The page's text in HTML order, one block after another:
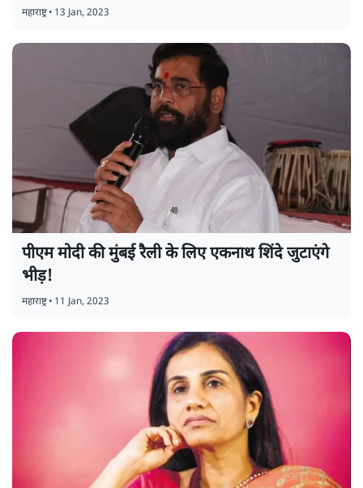
महाराष्ट्र• 13 Jan, 2023
पीएम मोदी की मुंबई रैली के लिए एकनाथ शिंदे जुटाएंगे
भीड़!
महाराष्ट्र• 11 Jan, 2023